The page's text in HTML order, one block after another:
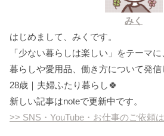
みく
はじめまして、みくです。
「少ない暮らしは楽しい」をテーマに
暮らしや愛用品、働き方について発信
28歳｜夫婦ふたり暮らし🍀
新しい記事はnoteで更新中です。
>> SNS・YouTube・お仕事のご依頼